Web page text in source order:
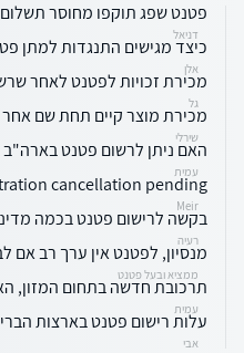
פטנט שפג תוקפו מחוסר
דניאל
כיצד מגישים התנגדות למתן
אלן
מכירת זכויות לפטנט לאחר
גל
מכירת מוצר קיים תחת שם אחר
שירלי
האם ניתן לרשום פטנט בארה"ב
עמית
cancellation pending
Meir
בקשה לרישום פטנט בכמה
רעיה
מנסיון, לפטנט אין ערך רב אם
ממציא ובעל פטנט
תרכובת חדשה בתחום המזון,
עמית
עלות רישום פטנט בארצות
אבי